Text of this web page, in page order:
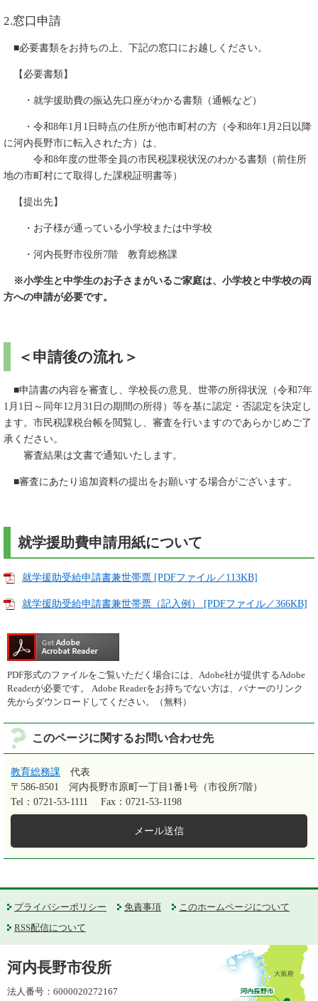
2.窓口申請
■必要書類をお持ちの上、下記の窓口にお越しください。
【必要書類】
・就学援助費の振込先口座がわかる書類（通帳など）
・令和8年1月1日時点の住所が他市町村の方（令和8年1月2日以降
に河内長野市に転入された方）は、
令和8年度の世帯全員の市民税課税状況のわかる書類（前住所
地の市町村にて取得した課税証明書等）
【提出先】
・お子様が通っている小学校または中学校
・河内長野市役所7階 教育総務課
※小学生と中学生のお子さまがいるご家庭は、小学校と中学校の両
方への申請が必要です。
＜申請後の流れ＞
■申請書の内容を審査し、学校長の意見、世帯の所得状況（令和7年
1月1日～同年12月31日の期間の所得）等を基に認定・否認定を決定し
ます。市民税課税台帳を閲覧し、審査を行いますのであらかじめご了
承ください。
審査結果は文書で通知いたします。
■審査にあたり追加資料の提出をお願いする場合がございます。
就学援助費申請用紙について
就学援助受給申請書兼世帯票 [PDFファイル／113KB]
就学援助受給申請書兼世帯票（記入例） [PDFファイル／366KB]
PDF形式のファイルをご覧いただく場合には、Adobe社が提供するAdobe
Readerが必要です。
Adobe Readerをお持ちでない方は、バナーのリンク
先からダウンロードしてください。（無料）
このページに関するお問い合わせ先
教育総務課
代表
〒586-8501
河内長野市原町一丁目1番1号（市役所7階）
Tel：0721-53-1111
Fax：0721-53-1198
メール送信
プライバシーポリシー 免責事項
このホームページについて
RSS配信について
河内長野市役所
法人番号：6000020272167